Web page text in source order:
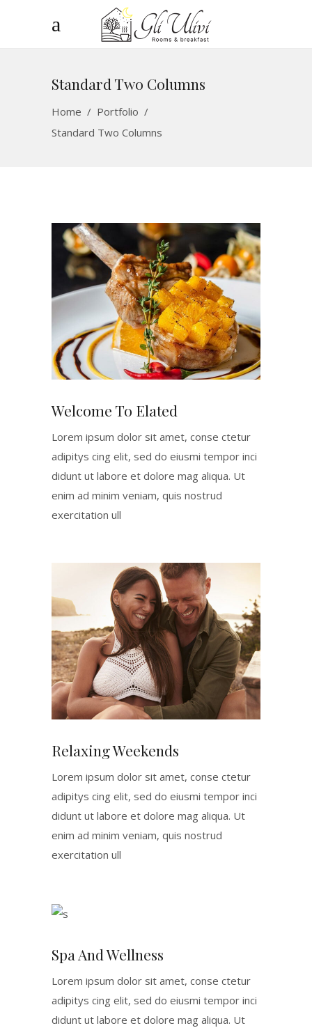
Standard Two Columns
Home / Portfolio /
Standard Two Columns
Welcome To Elated
Lorem ipsum dolor sit amet, conse ctetur
adipitys cing elit, sed do eiusmi tempor inci
didunt ut labore et dolore mag aliqua. Ut
enim ad minim veniam, quis nostrud
exercitation ull
Relaxing Weekends
Lorem ipsum dolor sit amet, conse ctetur
adipitys cing elit, sed do eiusmi tempor inci
didunt ut labore et dolore mag aliqua. Ut
enim ad minim veniam, quis nostrud
exercitation ull
Spa And Wellness
Lorem ipsum dolor sit amet, conse ctetur
adipitys cing elit, sed do eiusmi tempor inci
didunt ut labore et dolore mag aliqua. Ut